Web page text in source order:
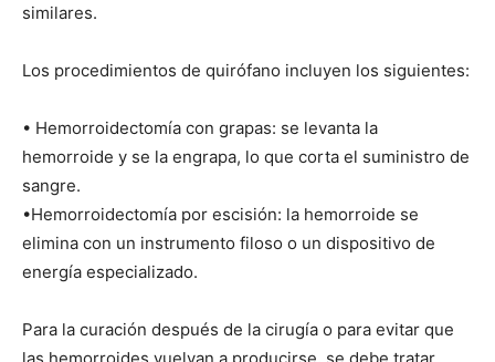
similares.
Los procedimientos de quirófano incluyen los siguientes:
• Hemorroidectomía con grapas: se levanta la
hemorroide y se la engrapa, lo que corta el suministro de
sangre.
•Hemorroidectomía por escisión: la hemorroide se
elimina con un instrumento filoso o un dispositivo de
energía especializado.
Para la curación después de la cirugía o para evitar que